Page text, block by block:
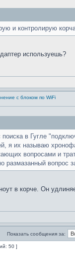
и контролирую
используешь?
с блоком по WiFi
в Гугле
я их называю
вопросами и
размазанный вопрос
в корче. Он
Показать сообщения за:
50 ]